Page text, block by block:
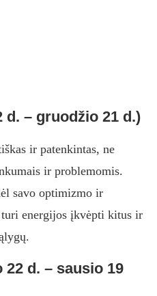
– gruodžio 21 d.)
ir patenkintas, ne
ir problemomis.
savo optimizmo ir
energijos įkvėpti kitus ir
d. – sausio 19